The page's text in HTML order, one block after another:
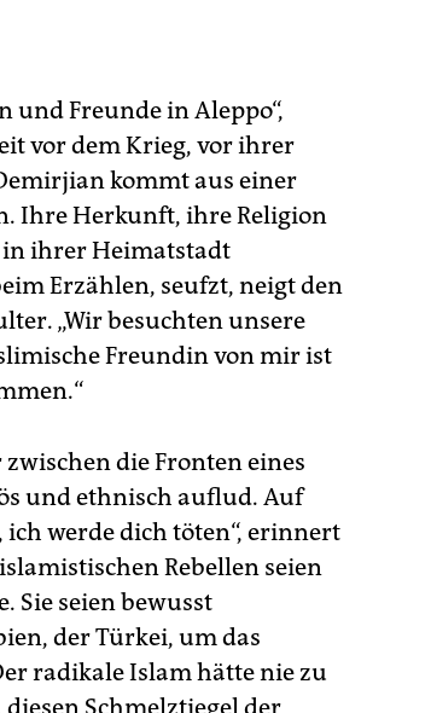
und Freunde in Aleppo“,
vor dem Krieg, vor ihrer
kommt aus einer
Ihre Herkunft, ihre Religion
ihrer Heimatstadt
Erzählen, seufzt, neigt den
„Wir besuchten unsere
Freundin von mir ist
die Fronten eines
und ethnisch auflud. Auf
werde dich töten“, erinnert
Rebellen seien
Sie seien bewusst
der Türkei, um das
radikale Islam hätte nie zu
Schmelztiegel der